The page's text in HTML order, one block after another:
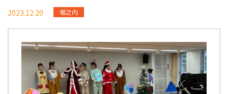
2023.12.20 堀之内